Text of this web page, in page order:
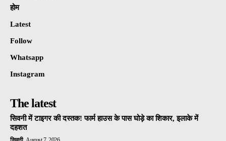
होम
Latest
Follow
Whatsapp
Instagram
The latest
सिवनी में टाइगर की दस्तक! फार्म हाउस के पास घोड़े का शिकार, इलाके में
दहशत